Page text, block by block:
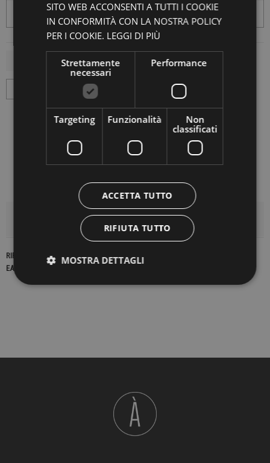
DETTAGLI DEL PRODOTTO
RIFERIMENTO 23159
EAN13
SITO WEB ACCONSENTI A TUTTI I COOKIE
IN CONFORMITÀ CON LA NOSTRA POLICY
PER I COOKIE. LEGGI DI PIÙ
Strettamente
necessari
Performance
Targeting Funzionalità
Non
classificati
ACCETTA TUTTO
RIFIUTA TUTTO
MOSTRA DETTAGLI